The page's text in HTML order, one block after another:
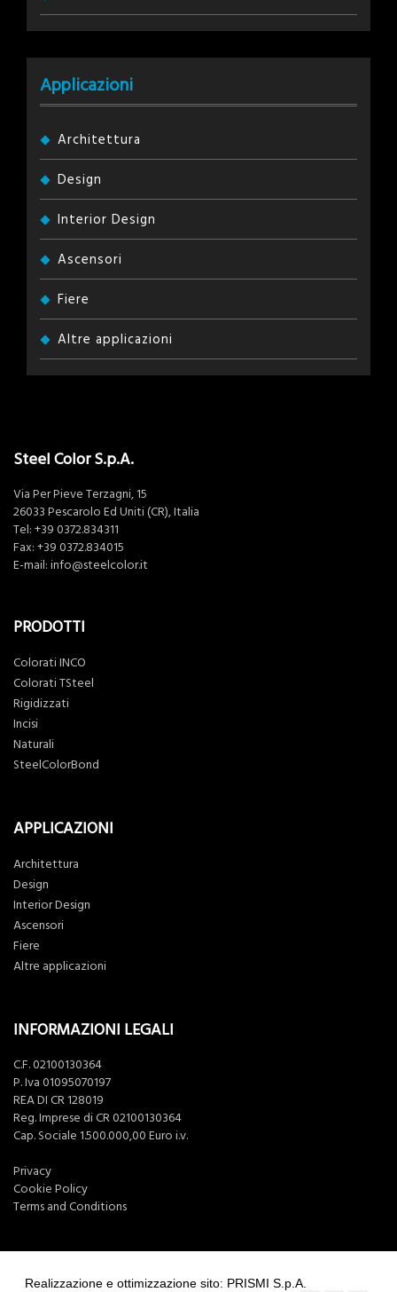
Applicazioni
Architettura
Design
Interior Design
Ascensori
Fiere
Altre applicazioni
Steel Color S.p.A.
Via Per Pieve Terzagni, 15
26033 Pescarolo Ed Uniti (CR), Italia
Tel: +39 0372.834311
Fax: +39 0372.834015
E-mail: info@steelcolor.it
PRODOTTI
Colorati INCO
Colorati TSteel
Rigidizzati
Incisi
Naturali
SteelColorBond
APPLICAZIONI
Architettura
Design
Interior Design
Ascensori
Fiere
Altre applicazioni
INFORMAZIONI LEGALI
C.F. 02100130364
P. Iva 01095070197
REA DI CR 128019
Reg. Imprese di CR 02100130364
Cap. Sociale 1.500.000,00 Euro i.v.
Privacy
Cookie Policy
Terms and Conditions
Realizzazione e ottimizzazione sito: PRISMI S.p.A.